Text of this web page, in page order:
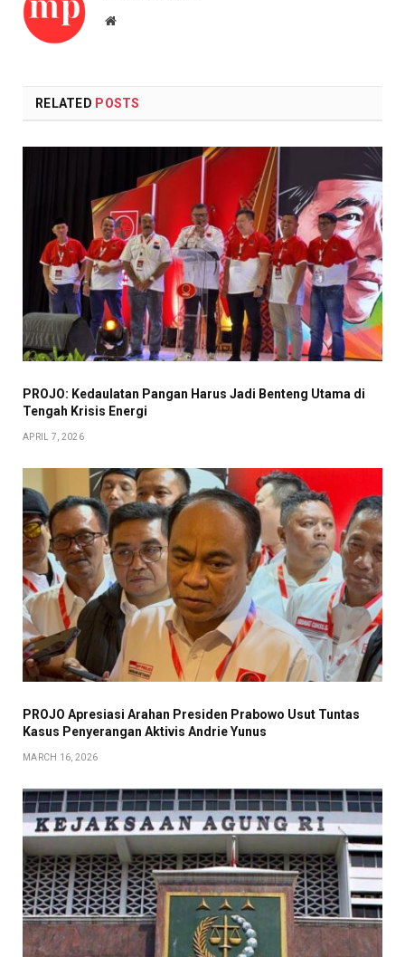
Website
RELATED POSTS
PROJO: Kedaulatan Pangan Harus Jadi Benteng Utama di
Tengah Krisis Energi
APRIL 7, 2026
PROJO Apresiasi Arahan Presiden Prabowo Usut Tuntas
Kasus Penyerangan Aktivis Andrie Yunus
MARCH 16, 2026